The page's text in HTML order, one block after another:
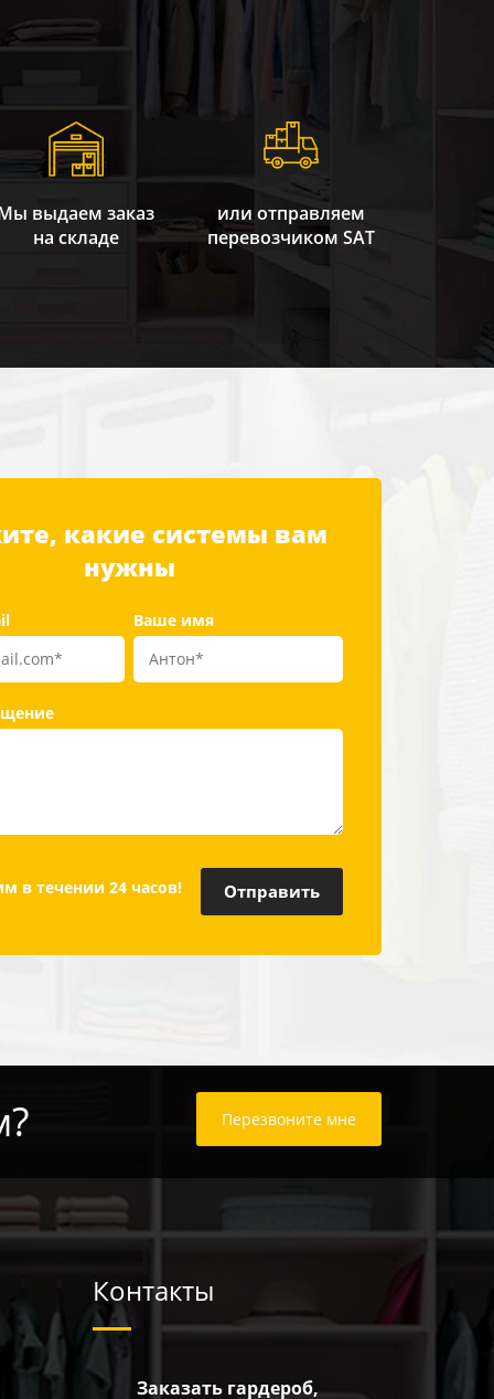
выдаем заказ
на складе
или отправляем
перевозчиком SAT
какие системы вам
нужны
Ваше имя
в течении 24 часов!
Перезвоните мне
Контакты
Заказать гардероб,